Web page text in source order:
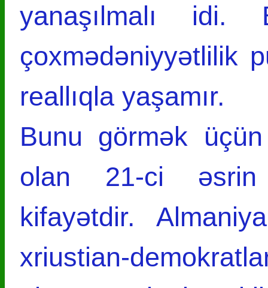
yanaşılmalı
çoxmədəniyyətlilik
reallıqla yaşamır.
Bunu görmək
olan 21-ci əsrin
kifayətdir.
xriustian-